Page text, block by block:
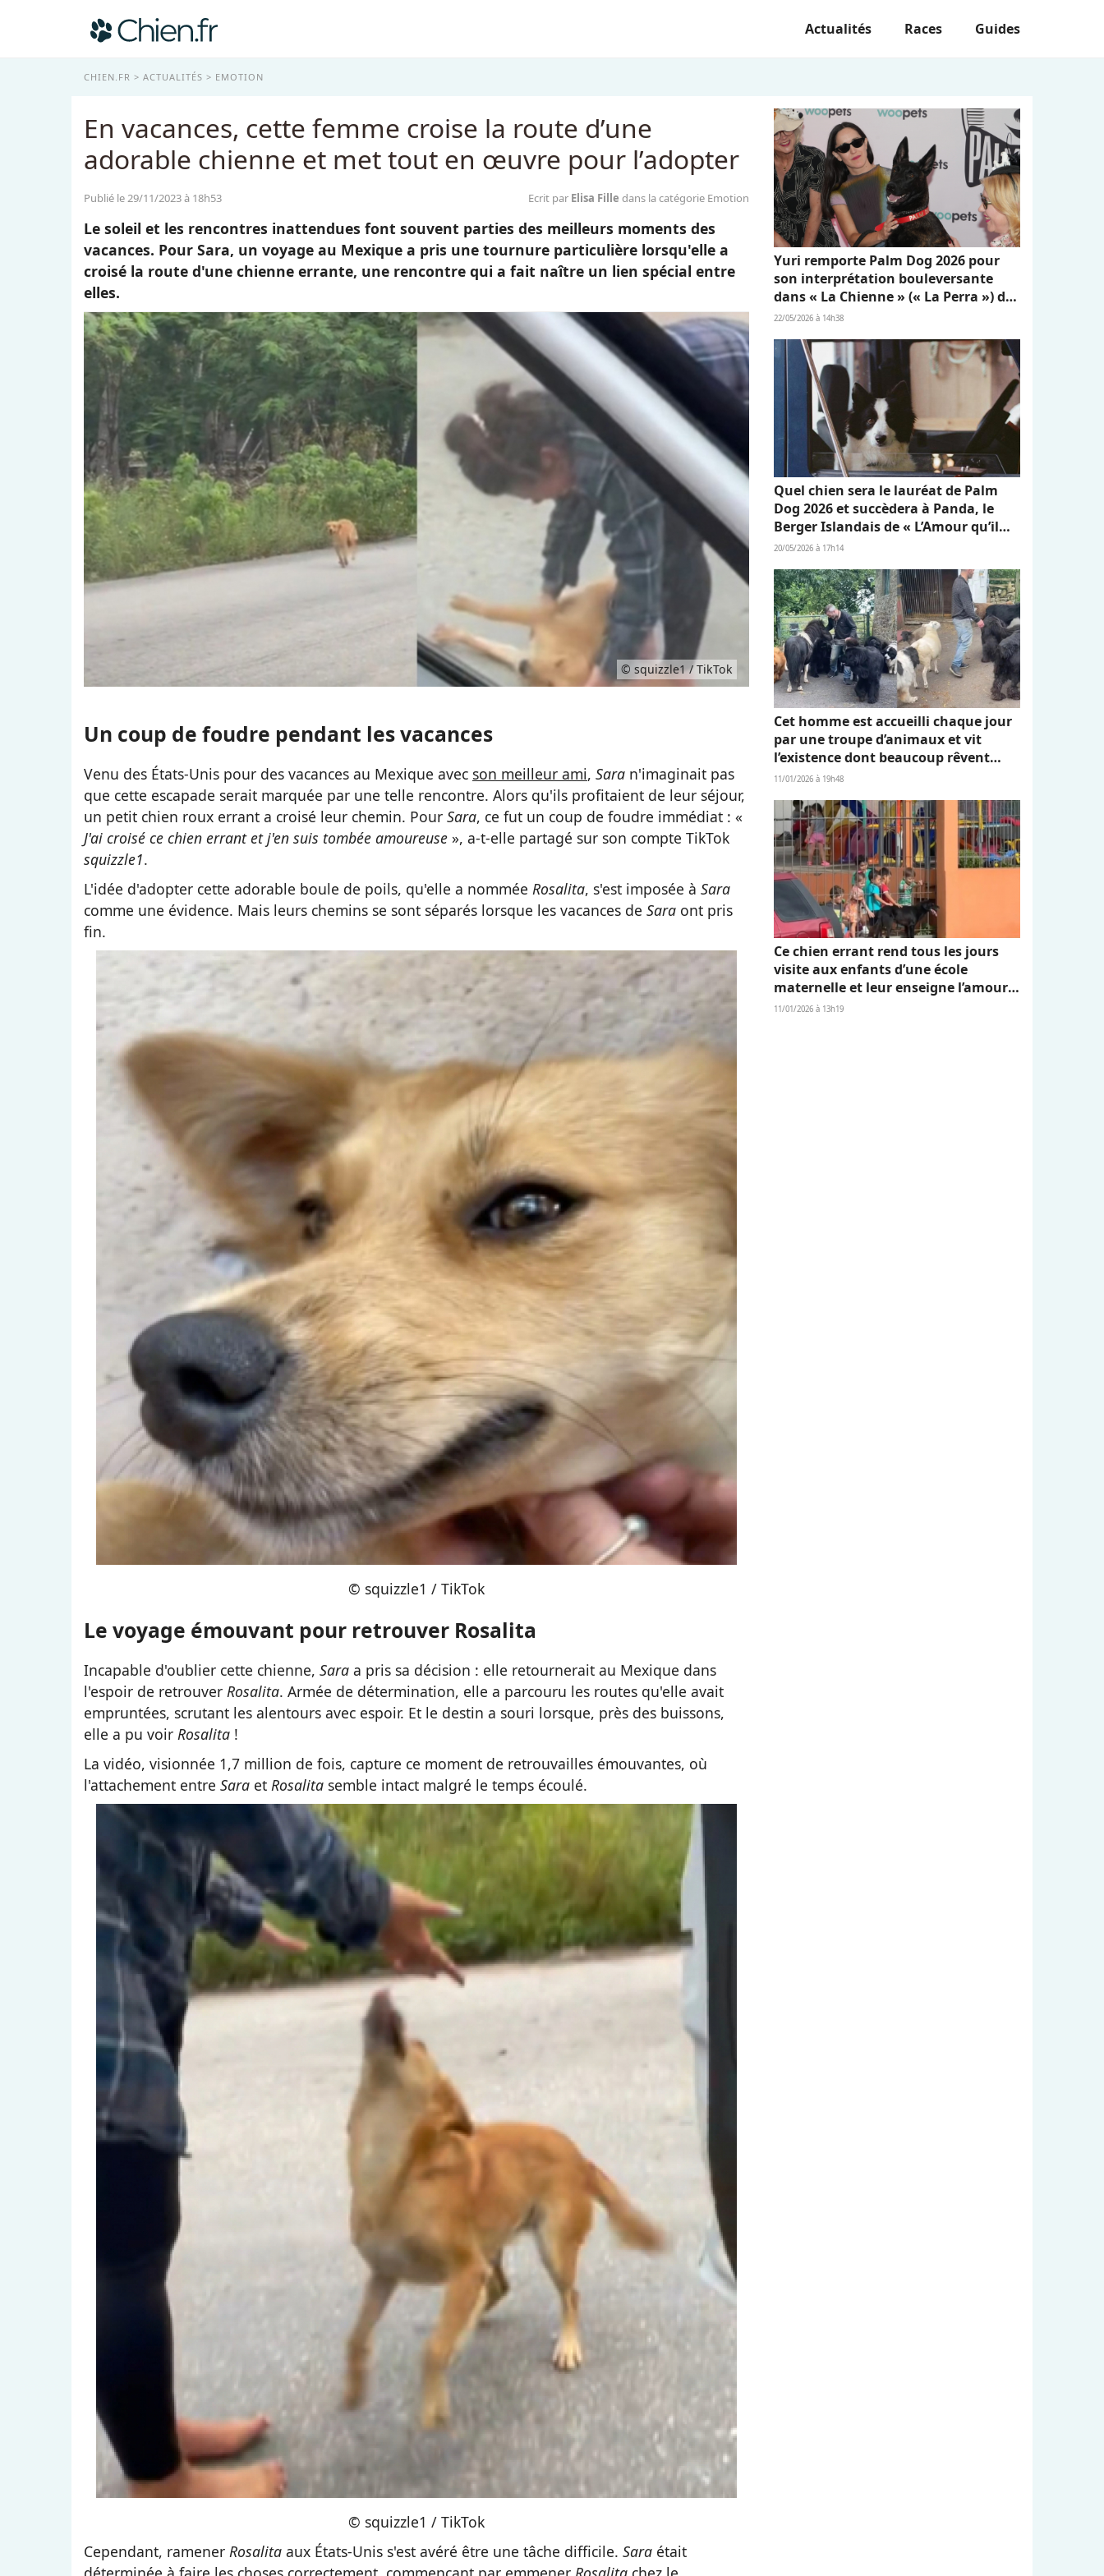
Actualités Races Guides
CHIEN.FR ACTUALITÉS EMOTION
En vacances, cette femme croise la route d’une
adorable chienne et met tout en œuvre pour l’adopter
Publié le 29/11/2023 à 18h53 Ecrit par Elisa Fille dans la catégorie Emotion
Le soleil et les rencontres inattendues font souvent parties des meilleurs moments des
vacances. Pour Sara, un voyage au Mexique a pris une tournure particulière lorsqu'elle a
croisé la route d'une chienne errante, une rencontre qui a fait naître un lien spécial entre
elles.
© squizzle1 / TikTok
Un coup de foudre pendant les vacances
Venu des États-Unis pour des vacances au Mexique avec son meilleur ami, Sara n'imaginait pas
que cette escapade serait marquée par une telle rencontre. Alors qu'ils profitaient de leur séjour,
un petit chien roux errant a croisé leur chemin. Pour Sara, ce fut un coup de foudre immédiat : «
J'ai croisé ce chien errant et j'en suis tombée amoureuse », a-t-elle partagé sur son compte TikTok
squizzle1.
L'idée d'adopter cette adorable boule de poils, qu'elle a nommée Rosalita, s'est imposée à Sara
comme une évidence. Mais leurs chemins se sont séparés lorsque les vacances de Sara ont pris
fin.
© squizzle1 / TikTok
Le voyage émouvant pour retrouver Rosalita
Incapable d'oublier cette chienne, Sara a pris sa décision : elle retournerait au Mexique dans
l'espoir de retrouver Rosalita. Armée de détermination, elle a parcouru les routes qu'elle avait
empruntées, scrutant les alentours avec espoir. Et le destin a souri lorsque, près des buissons,
elle a pu voir Rosalita !
La vidéo, visionnée 1,7 million de fois, capture ce moment de retrouvailles émouvantes, où
l'attachement entre Sara et Rosalita semble intact malgré le temps écoulé.
© squizzle1 / TikTok
Cependant, ramener Rosalita aux États-Unis s'est avéré être une tâche difficile. Sara était
Yuri remporte Palm Dog 2026 pour
son interprétation bouleversante
dans « La Chienne » (« La Perra ») de
Dominga Sotomayor
22/05/2026 à 14h38
Quel chien sera le lauréat de Palm
Dog 2026 et succèdera à Panda, le
Berger Islandais de « L’Amour qu’il
nous reste » ?
20/05/2026 à 17h14
Cet homme est accueilli chaque jour
par une troupe d’animaux et vit
l’existence dont beaucoup rêvent
(vidéo)
11/01/2026 à 19h48
Ce chien errant rend tous les jours
visite aux enfants d’une école
maternelle et leur enseigne l’amour
et l’empathie (vidéo)
11/01/2026 à 13h19